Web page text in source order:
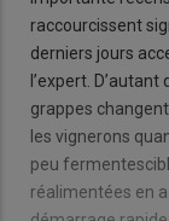
raccourcissent
derniers jours
l’expert.
grappes
les vignerons
peu
réalimentées en